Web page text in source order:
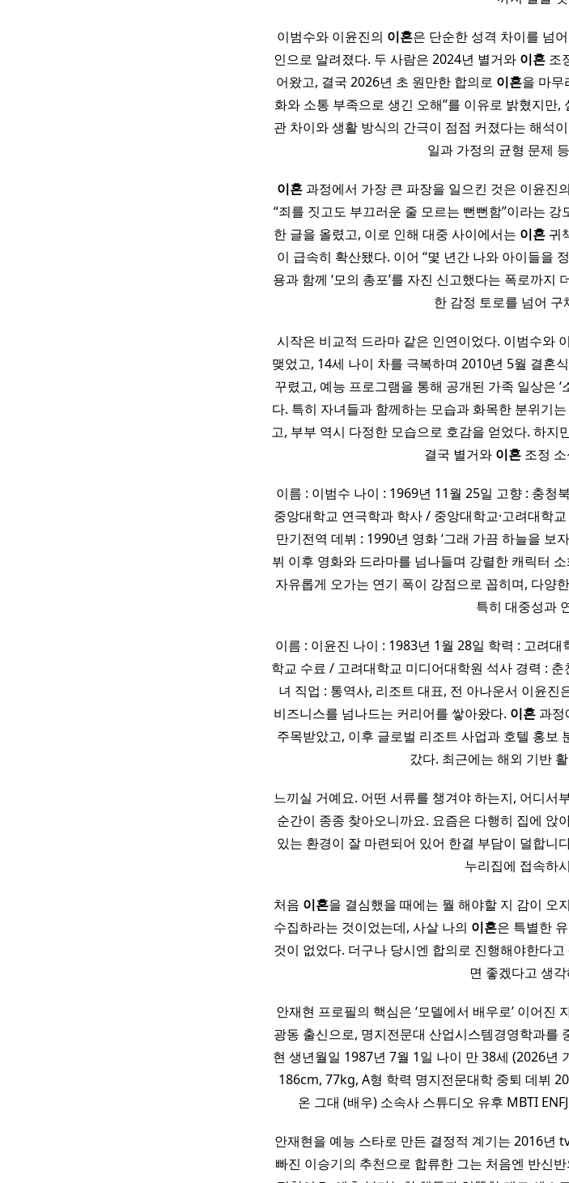
이범수와 이윤진의 이혼은 단순한 성격 차이를 넘
인으로 알려졌다. 두 사람은 2024년 별거와 이혼조
어왔고, 결국 2026년 초 원만한 합의로 이혼을 마무
화와 소통 부족으로 생긴 오해”를 이유로 밝혔지만
관 차이와 생활 방식의 간극이 점점 커졌다는 해석
일과 가정의 균형 문제
이혼과정에서 가장 큰 파장을 일으킨 것은 이윤진
“죄를 짓고도 부끄러운 줄 모르는 뻔뻔함”이라는
한 글을 올렸고, 이로 인해 대중 사이에서는 이혼 귀
이 급속히 확산됐다. 이어 “몇 년간 나와 아이들을
용과 함께 ‘모의 총포’를 자진 신고했다는 폭로까
한 감정 토로를 넘어
시작은 비교적 드라마 같은 인연이었다. 이범수와
맺었고, 14세 나이 차를 극복하며 2010년 5월 결혼
꾸렸고, 예능 프로그램을 통해 공개된 가족 일상은
다. 특히 자녀들과 함께하는 모습과 화목한 분위기
고, 부부 역시 다정한 모습으로 호감을 얻었다. 하지
결국 별거와 이혼 조정
이름 : 이범수 나이 : 1969년 11월 25일 고향 : 충청
중앙대학교 연극학과 학사 / 중앙대학교·고려대학
만기전역 데뷔 : 1990년 영화 ‘그래 가끔 하늘을 보
뷔 이후 영화와 드라마를 넘나들며 강렬한 캐릭터
자유롭게 오가는 연기 폭이 강점으로 꼽히며, 다양
특히 대중성과
이름 : 이윤진 나이 : 1983년 1월 28일 학력 : 고려
학교 수료 / 고려대학교 미디어대학원 석사 경력 : 춘
녀 직업 : 통역사, 리조트 대표, 전 아나운서 이윤
비즈니스를 넘나드는 커리어를 쌓아왔다. 이혼과정
주목받았고, 이후 글로벌 리조트 사업과 호텔 홍보
갔다. 최근에는 해외 기반
느끼실 거예요. 어떤 서류를 챙겨야 하는지, 어디서
순간이 종종 찾아오니까요. 요즘은 다행히 집에 앉
있는 환경이 잘 마련되어 있어 한결 부담이 덜합니
누리집에 접속하
처음 이혼을 결심했을 때에는 뭘 해야할 지 감이 오
수집하라는 것이었는데, 사살 나의 이혼은 특별한
것이 없었다. 더구나 당시엔 합의로 진행해야한다
면 좋겠다고 생
안재현 프로필의 핵심은 ‘모델에서 배우로’ 이어
광동 출신으로, 명지전문대 산업시스템경영학과를
현 생년월일 1987년 7월 1일 나이 만 38세 (2026년
186cm, 77kg, A형 학력 명지전문대학 중퇴 데뷔
온 그대 (배우) 소속사 스튜디오 유후 MBTI
안재현을 예능 스타로 만든 결정적 계기는 2016년
빠진 이승기의 추천으로 합류한 그는 처음엔 반신